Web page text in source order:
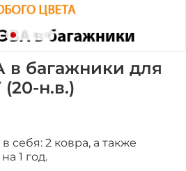
в багажники для
(20-н.в.)
себя: 2 ковра, а также
1 год.